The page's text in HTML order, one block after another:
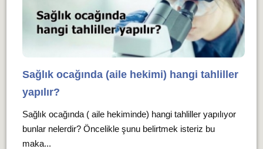
Sağlık ocağında (aile hekimi) hangi tahliller
yapılır?
Sağlık ocağında ( aile hekiminde) hangi tahliller yapılıyor
bunlar nelerdir? Öncelikle şunu belirtmek isteriz bu
maka...